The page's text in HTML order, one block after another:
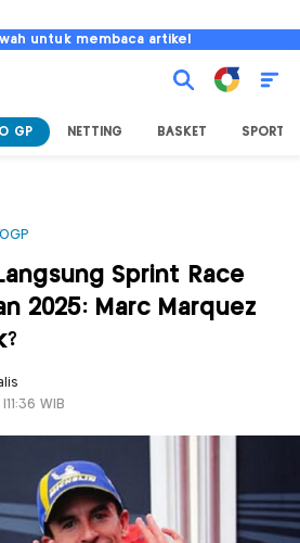
untuk membaca artikel
GP NETTING BASKET SPORT
Sprint Race
2025: Marc Marquez
WIB